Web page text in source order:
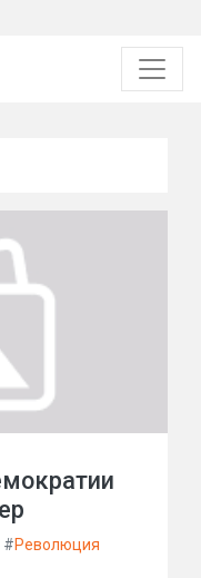
#Революция